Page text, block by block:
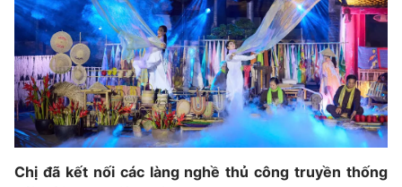
Chị đã kết nối các làng nghề thủ công truyền thống